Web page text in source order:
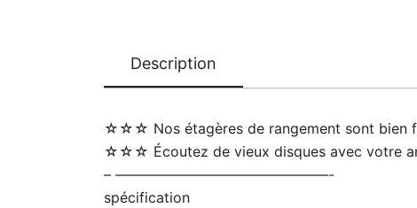
Description
☆☆☆ Nos étagères de rangement sont bien
☆☆☆ Écoutez de vieux disques avec votre
– ———————————————-
spécification